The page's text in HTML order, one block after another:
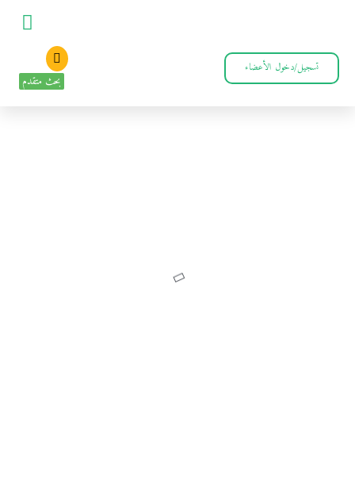
تسجيل/دخول الأعضاء
بحث متقدم